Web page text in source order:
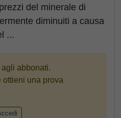
del minerale di
diminuiti a causa
...
abbonati.
ottieni una prova